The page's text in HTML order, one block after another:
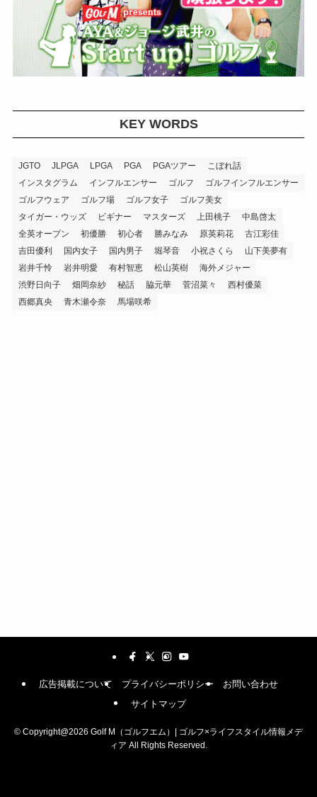
KEY WORDS
JGTO JLPGA LPGA PGA PGAツアー
こぼれ話
インスタグラム
インフルエンサー ゴルフ
ゴルフインフルエンサー
ゴルフウェア
ゴルフ場 ゴルフ女子
ゴルフ美女
タイガー・ウッズ
ビギナー マスターズ 上田桃子
中島啓太
全英オープン
初優勝 初心者 勝みなみ 原英莉花
古江彩佳
吉田優利
国内女子 国内男子 堀琴音 小祝さくら
山下美夢有
岩井千怜
岩井明愛 有村智恵 松山英樹
海外メジャー
渋野日向子
畑岡奈紗 秘話 脇元華 菅沼菜々
西村優菜
西郷真央
青木瀬令奈 馬場咲希
広告掲載について プライバシーポリシー
お問い合わせ
サイトマップ
© Copyright@2026 Golf M（ゴルフエム）| ゴルフ×ライフスタイル情報メデ
ィア All Rights Reserved.